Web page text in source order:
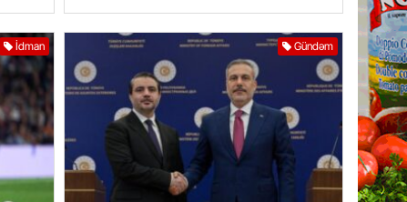
İdman Gündəm
GÜNDƏM
MAAŞ,
GÜNDƏM
Sabah